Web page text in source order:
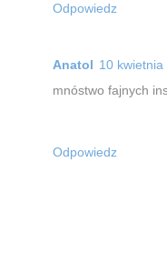
Odpowiedz
Anatol 10
mnóstwo fajnych
Odpowiedz